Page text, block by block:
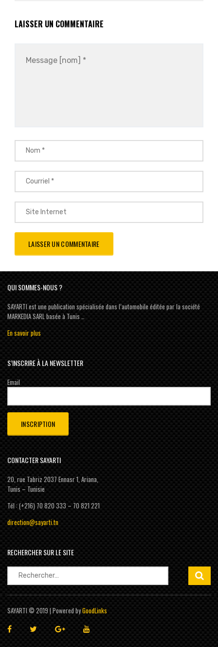
LAISSER UN COMMENTAIRE
QUI SOMMES-NOUS ?
SAYARTI est une publication spécialisée dans l’automobile éditée par la société
MARKEDIA SARL basée à Tunis …
En savoir plus
S’INSCRIRE À LA NEWSLETTER
Email
CONTACTER SAYARTI
20, rue Tabriz 2037 Ennasr 1, Ariana,
Tunis – Tunisie
Tél : (+216) 70 820 333 – 70 821 221
direction@sayarti.tn
RECHERCHER SUR LE SITE
Rechercher :
SAYARTI © 2019 | Powered byGoodLinks